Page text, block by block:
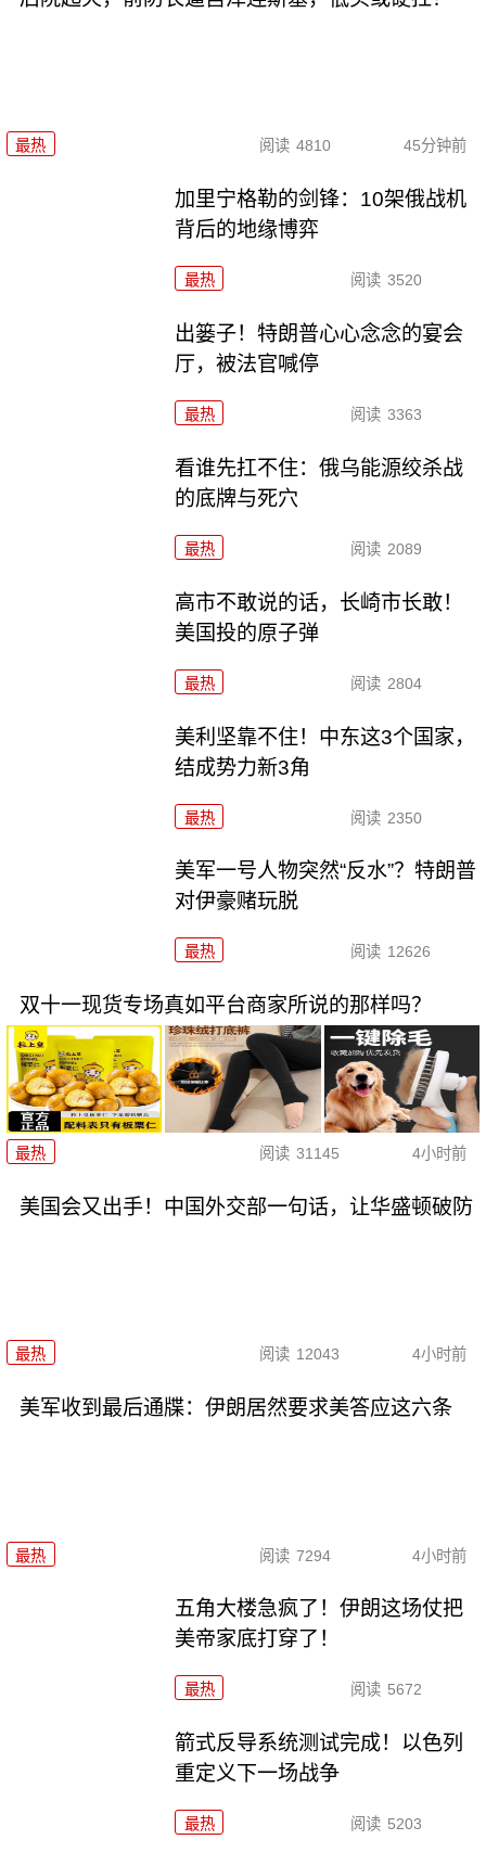
最热 阅读 4810 45分钟前
加里宁格勒的剑锋：10架俄战机
背后的地缘博弈
最热 阅读 3520
出篓子！特朗普心心念念的宴会
厅，被法官喊停
最热 阅读 3363
看谁先扛不住：俄乌能源绞杀战
的底牌与死穴
最热 阅读 2089
高市不敢说的话，长崎市长敢！
美国投的原子弹
最热 阅读 2804
美利坚靠不住！中东这3个国家，
结成势力新3角
最热 阅读 2350
美军一号人物突然“反水”？特朗普
对伊豪赌玩脱
最热 阅读 12626
双十一现货专场真如平台商家所说的那样吗？
最热 阅读 31145 4小时前
美国会又出手！中国外交部一句话，让华盛顿破防
最热 阅读 12043 4小时前
美军收到最后通牒：伊朗居然要求美答应这六条
最热 阅读 7294 4小时前
五角大楼急疯了！伊朗这场仗把
美帝家底打穿了！
最热 阅读 5672
箭式反导系统测试完成！以色列
重定义下一场战争
最热 阅读 5203